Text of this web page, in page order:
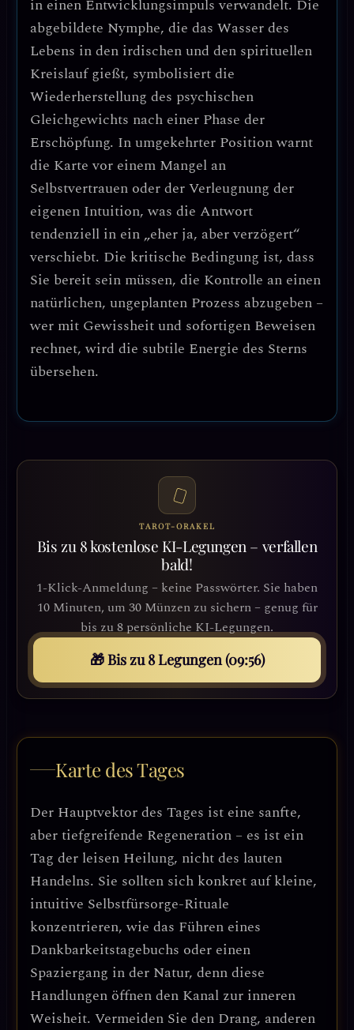
in einen Entwicklungsimpuls verwandelt. Die
abgebildete Nymphe, die das Wasser des
Lebens in den irdischen und den spirituellen
Kreislauf gießt, symbolisiert die
Wiederherstellung des psychischen
Gleichgewichts nach einer Phase der
Erschöpfung. In umgekehrter Position warnt
die Karte vor einem Mangel an
Selbstvertrauen oder der Verleugnung der
eigenen Intuition, was die Antwort
tendenziell in ein „eher ja, aber verzögert“
verschiebt. Die kritische Bedingung ist, dass
Sie bereit sein müssen, die Kontrolle an einen
natürlichen, ungeplanten Prozess abzugeben –
wer mit Gewissheit und sofortigen Beweisen
rechnet, wird die subtile Energie des Sterns
übersehen.
TAROT-ORAKEL
Bis zu 8 kostenlose KI-Legungen – verfallen
bald!
1-Klick-Anmeldung – keine Passwörter. Sie haben
10 Minuten, um 30 Münzen zu sichern – genug für
bis zu 8 persönliche KI-Legungen.
🎁 Bis zu 8 Legungen (09:53)
Karte des Tages
Der Hauptvektor des Tages ist eine sanfte,
aber tiefgreifende Regeneration – es ist ein
Tag der leisen Heilung, nicht des lauten
Handelns. Sie sollten sich konkret auf kleine,
intuitive Selbstfürsorge-Rituale
konzentrieren, wie das Führen eines
Dankbarkeitstagebuchs oder einen
Spaziergang in der Natur, denn diese
Handlungen öffnen den Kanal zur inneren
Weisheit. Vermeiden Sie den Drang, anderen